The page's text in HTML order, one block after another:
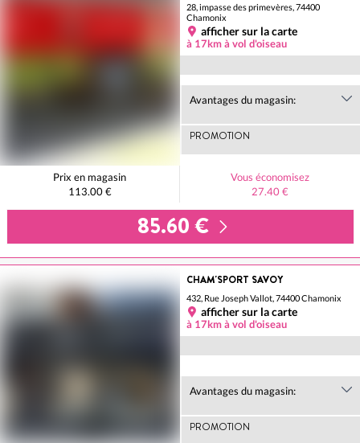
28, impasse des primevères, 74400
Chamonix
afficher sur la carte
à 17km à vol d'oiseau
Avantages du magasin:
PROMOTION
Prix en magasin
113.00 €
Vous économisez
27.40 €
85.60 €
CHAM'SPORT SAVOY
432, Rue Joseph Vallot, 74400 Chamonix
afficher sur la carte
à 17km à vol d'oiseau
Avantages du magasin:
PROMOTION